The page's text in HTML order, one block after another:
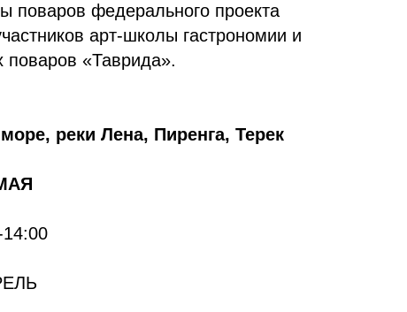
поваров федерального проекта
арт-школы гастрономии и
«Таврида».
реки Лена, Пиренга, Терек